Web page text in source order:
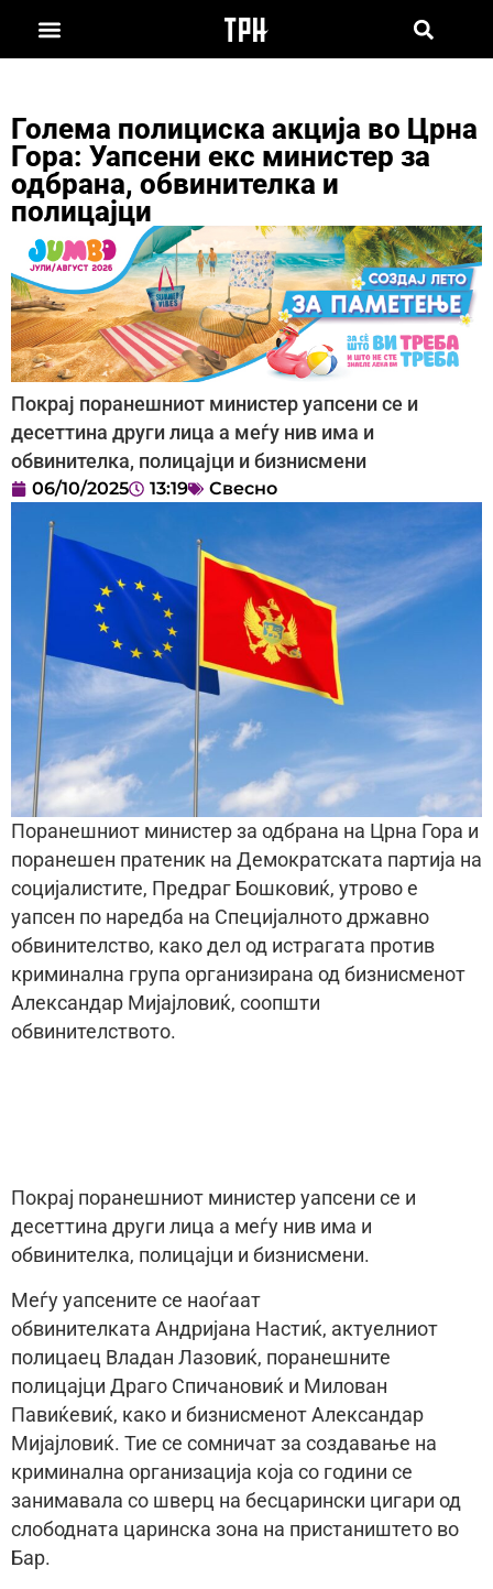
Голема полициска акција во Црна
Гора: Уапсени екс министер за
одбрана, обвинителка и
полицајци
Покрај поранешниот министер уапсени се и
десеттина други лица а меѓу нив има и
обвинителка, полицајци и бизнисмени
06/10/2025 13:19 Свесно
Поранешниот министер за одбрана на Црна Гора и
поранешен пратеник на Демократската партија на
социјалистите, Предраг Бошковиќ, утрово е
уапсен по наредба на Специјалното државно
обвинителство, како дел од истрагата против
криминална група организирана од бизнисменот
Александар Мијајловиќ, соопшти
обвинителството.
Покрај поранешниот министер уапсени се и
десеттина други лица а меѓу нив има и
обвинителка, полицајци и бизнисмени.
Меѓу уапсените се наоѓаат
обвинителката Андријана Настиќ, актуелниот
полицаец Владан Лазовиќ, поранешните
полицајци Драго Спичановиќ и Милован
Павиќевиќ, како и бизнисменот Александар
Мијајловиќ. Тие се сомничат за создавање на
криминална организација која со години се
занимавала со шверц на бесцарински цигари од
слободната царинска зона на пристаништето во
Бар.